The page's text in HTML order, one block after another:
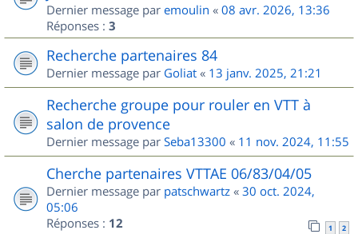
Dernier message par emoulin « 08 avr. 2026, 13:36
Réponses : 3
Recherche partenaires 84
Dernier message par Goliat « 13 janv. 2025, 21:21
Recherche groupe pour rouler en VTT à
salon de provence
Dernier message par Seba13300 « 11 nov. 2024, 11:55
Cherche partenaires VTTAE 06/83/04/05
Dernier message par patschwartz « 30 oct. 2024,
05:06
Réponses : 12 1 2